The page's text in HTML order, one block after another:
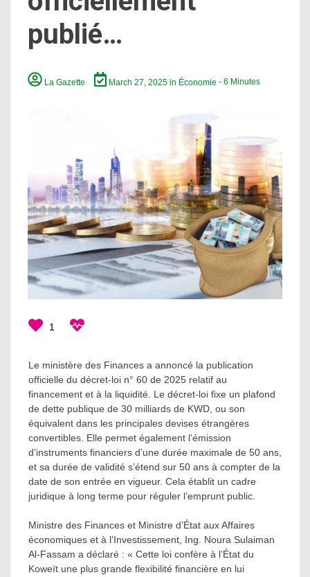
publié…
La Gazette March 27, 2025in Économie - 6 Minutes
1
Le ministère des Finances a annoncé la publication
officielle du décret-loi n° 60 de 2025 relatif au
financement et à la liquidité. Le décret-loi fixe un plafond
de dette publique de 30 milliards de KWD, ou son
équivalent dans les principales devises étrangères
convertibles. Elle permet également l’émission
d’instruments financiers d’une durée maximale de 50 ans,
et sa durée de validité s’étend sur 50 ans à compter de la
date de son entrée en vigueur. Cela établit un cadre
juridique à long terme pour réguler l’emprunt public.
Ministre des Finances et Ministre d’État aux Affaires
économiques et à l’Investissement, Ing. Noura Sulaiman
Al-Fassam a déclaré : « Cette loi confère à l’État du
Koweït une plus grande flexibilité financière en lui